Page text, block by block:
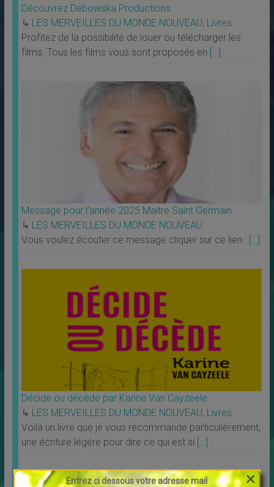
Découvrez Debowska Productions
↳ LES MERVEILLES DU MONDE NOUVEAU, Livres
Profitez de la possibilité de louer ou télécharger les
films. Tous les films vous sont proposés en […]
Message pour l’année 2025 Maitre Saint Germain
↳ LES MERVEILLES DU MONDE NOUVEAU
Vous voulez écouter ce message cliquer sur ce lien : […]
Décide ou décède par Karine Van Cayzeele
↳ LES MERVEILLES DU MONDE NOUVEAU, Livres
Voilà un livre que je vous recommande particulièrement,
une écriture légére pour dire ce qui est si […]
Entrez ci dessous votre adresse mail ×